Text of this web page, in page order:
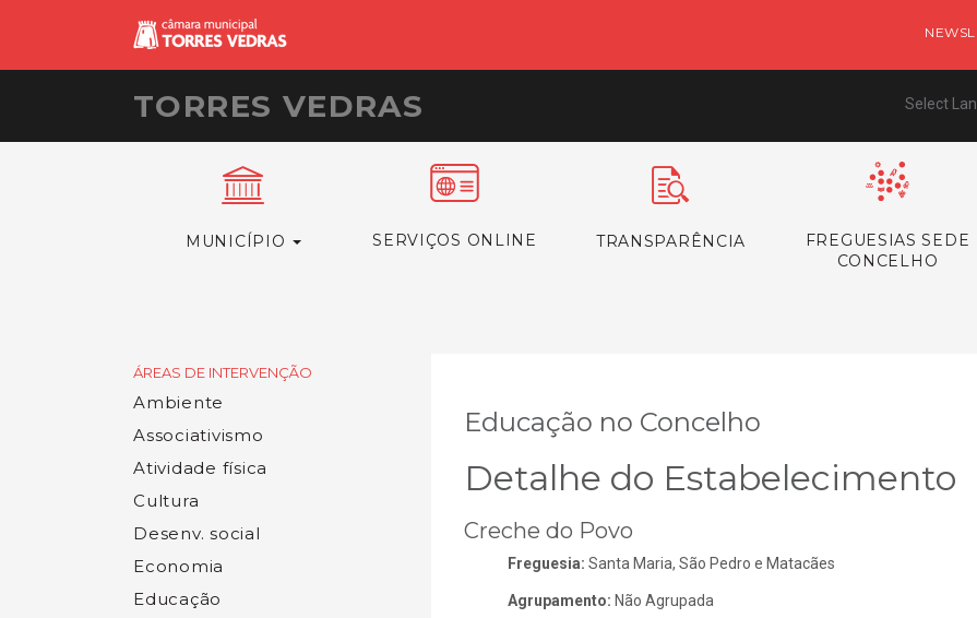
TORRES VEDRAS Select
MUNICÍPIO SERVIÇOS ONLINE TRANSPARÊNCIA
FREGUESIAS SEDE
CONCELHO
ÁREAS DE INTERVENÇÃO
Ambiente
Associativismo
Atividade física
Cultura
Desenv. social
Economia
Educação
Educação no Concelho
Detalhe do Estabelecimento
Creche do Povo
Freguesia: Santa Maria, São Pedro e Matacães
Agrupamento: Não Agrupada